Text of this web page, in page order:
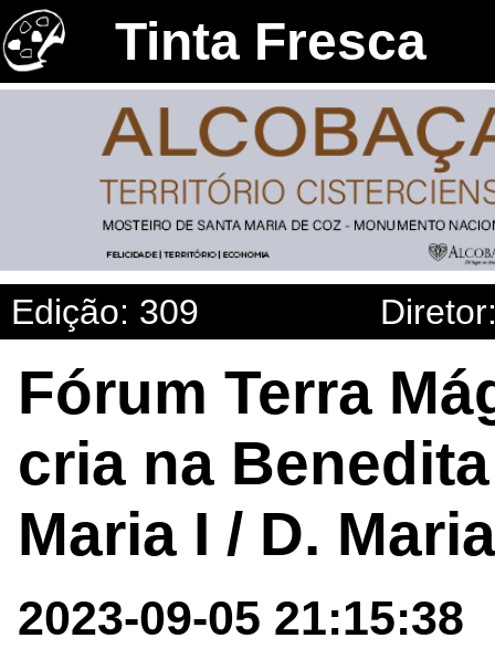
Tinta Fresca
Edição: 309
Fórum Terra
cria na
Maria I / D.
2023-09-05 21:15:38